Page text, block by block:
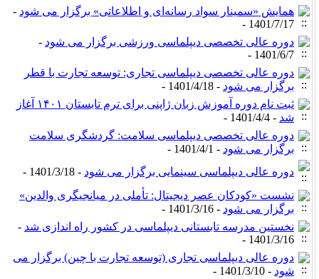
همایش «سمینار سواد رسانه‌ای و اطلاعاتی» برگزار می شود-
1401/7/17 -
دوره عالی تخصصی دیپلماسی ورزشی برگزار می شود-
1401/6/7 -
دوره عالی تخصصی دیپلماسی تجاری: توسعه تجارت با قطر
برگزار می شود- 1401/4/18 -
ثبت نام دوره آموزش زبان ژاپنی برای ترم تابستان ۱۴۰۱ آغاز
شد- 1401/4/4 -
دوره عالی تخصصی دیپلماسی سلامت: گردشگری سلامت
برگزار می شود- 1401/4/1 -
دوره عالی دیپلماسی سینمایی برگزار می شود- 1401/3/18 -
نشست «کودکان عصر دیجیتال: تأملی در میانجیگری والدین»
برگزار می شود- 1401/3/16 -
نخستین مدرسه تابستانی دیپلماسی در کشور راه اندازی شد-
1401/3/16 -
دوره عالی دیپلماسی تجاری (توسعه تجارت با چین) برگزار می
شود- 1401/3/10 -